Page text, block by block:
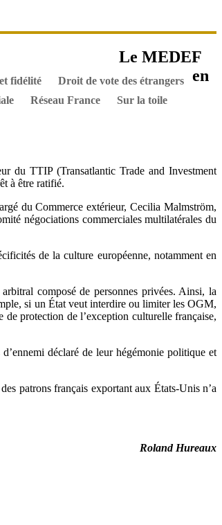
fidélité
Droit de vote des étrangers
Réseau France Sur la toile
Le MEDEF
en
du TTIP (Transatlantic Trade and Investment
à être ratifié.
du Commerce extérieur, Cecilia Malmström,
négociations commerciales multilatérales du
de la culture européenne, notamment en
composé de personnes privées. Ainsi, la
si un État veut interdire ou limiter les OGM,
protection de l’exception culturelle française,
déclaré de leur hégémonie politique et
patrons français exportant aux États-Unis n’a
Roland Hureaux